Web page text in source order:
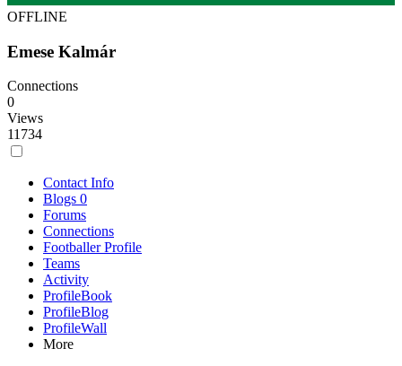
OFFLINE
Emese Kalmár
Connections
0
Views
11734
Contact Info
Blogs 0
Forums
Connections
Footballer Profile
Teams
Activity
ProfileBook
ProfileBlog
ProfileWall
More